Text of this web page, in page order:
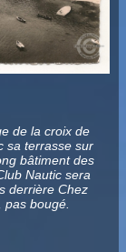
de la croix de
sa terrasse sur
bâtiment des
Nautic sera
derrière Chez
pas bougé.